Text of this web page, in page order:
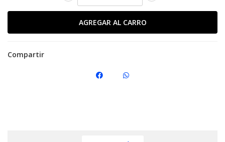
Compartir